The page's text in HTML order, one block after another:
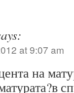
at 9:07 am
на